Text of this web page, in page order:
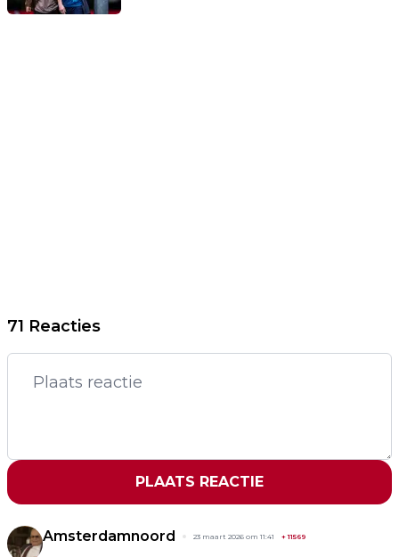
71 Reacties
PLAATS REACTIE
Amsterdamnoord 23 maart 2026 om 11:41 +11569